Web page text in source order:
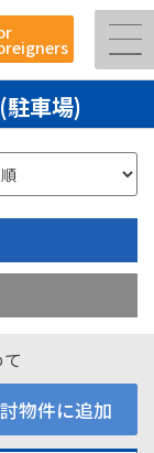
車場)
物件に追加